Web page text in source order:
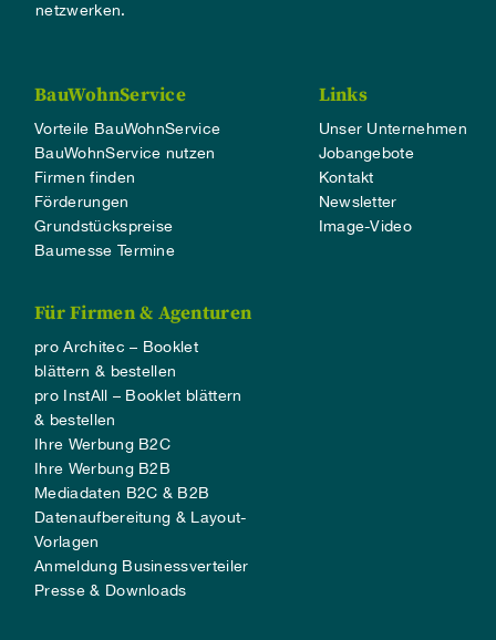
netzwerken.
BauWohnService
Vorteile BauWohnService
BauWohnService nutzen
Firmen finden
Förderungen
Grundstückspreise
Baumesse Termine
Links
Unser Unternehmen
Jobangebote
Kontakt
Newsletter
Image-Video
Für Firmen & Agenturen
pro Architec – Booklet
blättern & bestellen
pro InstAll – Booklet blättern
& bestellen
Ihre Werbung B2C
Ihre Werbung B2B
Mediadaten B2C & B2B
Datenaufbereitung & Layout-
Vorlagen
Anmeldung Businessverteiler
Presse & Downloads